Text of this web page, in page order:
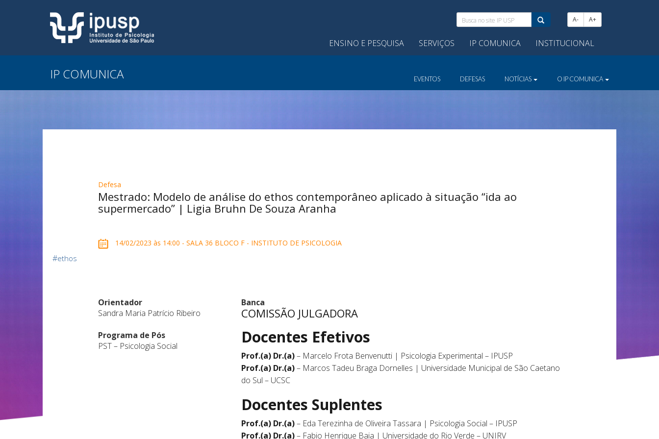
Busca
no
site
IP
A- A+
ENSINO E PESQUISA SERVIÇOS IP COMUNICA INSTITUCIONAL
IP COMUNICA EVENTOS DEFESAS NOTÍCIAS O IP COMUNICA
Defesa
Mestrado: Modelo de análise do ethos contemporâneo aplicado à situação “ida ao
supermercado” | Ligia Bruhn De Souza Aranha
14/02/2023 às 14:00 - SALA 36 BLOCO F - INSTITUTO DE PSICOLOGIA
#ethos
Orientador
Sandra Maria Patrício Ribeiro
Programa de Pós
PST – Psicologia Social
Banca
COMISSÃO JULGADORA
Docentes Efetivos
Prof.(a) Dr.(a)– Marcelo Frota Benvenutti | Psicologia Experimental – IPUSP
Prof.(a) Dr.(a)– Marcos Tadeu Braga Dornelles | Universidade Municipal de São Caetano
do Sul – UCSC
Docentes Suplentes
Prof.(a) Dr.(a)– Eda Terezinha de Oliveira Tassara | Psicologia Social – IPUSP
Prof.(a) Dr.(a)– Fabio Henrique Baia | Universidade do Rio Verde – UNIRV